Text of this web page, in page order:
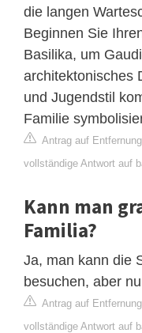
die langen
Beginnen Sie
Basilika, um
architektonisches
und Jugendstil
Familie
Antrag auf
vollständige Antwort auf
Kann man
Familia?
Ja, man kann die
besuchen, aber
Antrag auf
vollständige Antwort auf